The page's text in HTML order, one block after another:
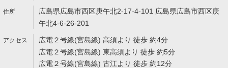
広島県広島市西区庚午北2-17-4-101 広島県広島市西区庚
午北4-6-26-201
広電２号線(宮島線) 高須より 徒歩 約4分
広電２号線(宮島線) 東高須より 徒歩 約5分
広電２号線(宮島線) 古江より 徒歩 約12分